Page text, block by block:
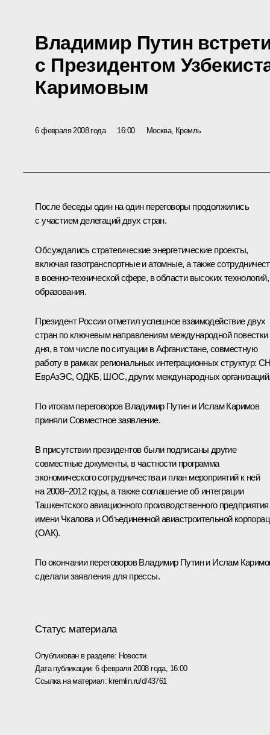
Владимир Путин
с Президентом
Каримовым
6 февраля 2008 года 16:00 Москва, Кремль
После беседы один на один переговоры продолжились
с участием делегаций двух стран.
Обсуждались стратегические энергетические проекты,
включая газотранспортные и атомные, а также
в военно-технической сфере, в области высоких технологий,
образования.
Президент России отметил успешное взаимодействие двух
стран по ключевым направлениям международной повестки
дня, в том числе по ситуации в Афганистане, совместную
работу в рамках региональных интеграционных структур:
ЕврАзЭС, ОДКБ, ШОС, других международных
По итогам переговоров Владимир Путин и Ислам Каримов
приняли Совместное заявление.
В присутствии президентов были подписаны другие
совместные документы, в частности программа
экономического сотрудничества и план мероприятий к ней
на 2008–2012 годы, а также соглашение об интеграции
Ташкентского авиационного производственного предприятия
имени Чкалова и Объединенной авиастроительной
(ОАК).
По окончании переговоров Владимир Путин и Ислам
сделали заявления для прессы.
Статус материала
Опубликован в разделе: Новости
Дата публикации:6 февраля 2008 года, 16:00
Ссылка на материал:kremlin.ru/d/43761